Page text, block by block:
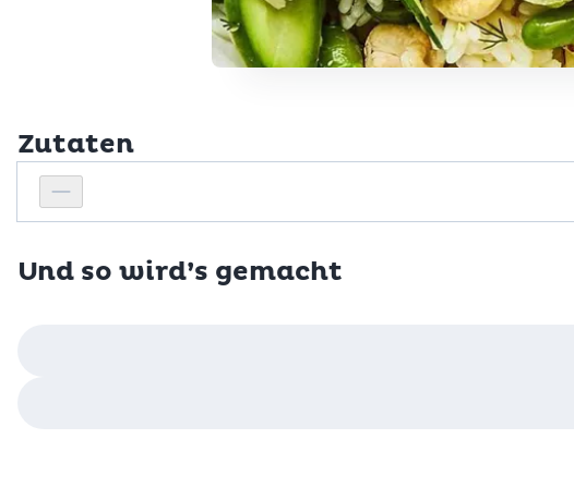
Zutaten
Personenanzahl verringern
Personenanzahl
Und so wird’s gemacht